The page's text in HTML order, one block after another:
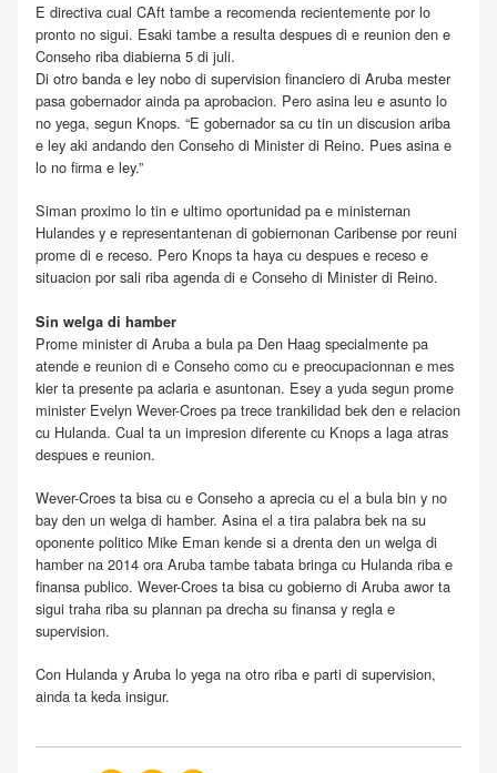
E directiva cual CAft tambe a recomenda recientemente por lo
pronto no sigui. Esaki tambe a resulta despues di e reunion den e
Conseho riba diabierna 5 di juli.
Di otro banda e ley nobo di supervision financiero di Aruba mester
pasa gobernador ainda pa aprobacion. Pero asina leu e asunto lo
no yega, segun Knops. “E gobernador sa cu tin un discusion ariba
e ley aki andando den Conseho di Minister di Reino. Pues asina e
lo no firma e ley.”
Siman proximo lo tin e ultimo oportunidad pa e ministernan
Hulandes y e representantenan di gobiernonan Caribense por reuni
prome di e receso. Pero Knops ta haya cu despues e receso e
situacion por sali riba agenda di e Conseho di Minister di Reino.
Sin welga di hamber
Prome minister di Aruba a bula pa Den Haag specialmente pa
atende e reunion di e Conseho como cu e preocupacionnan e mes
kier ta presente pa aclaria e asuntonan. Esey a yuda segun prome
minister Evelyn Wever-Croes pa trece trankilidad bek den e relacion
cu Hulanda. Cual ta un impresion diferente cu Knops a laga atras
despues e reunion.
Wever-Croes ta bisa cu e Conseho a aprecia cu el a bula bin y no
bay den un welga di hamber. Asina el a tira palabra bek na su
oponente politico Mike Eman kende si a drenta den un welga di
hamber na 2014 ora Aruba tambe tabata bringa cu Hulanda riba e
finansa publico. Wever-Croes ta bisa cu gobierno di Aruba awor ta
sigui traha riba su plannan pa drecha su finansa y regla e
supervision.
Con Hulanda y Aruba lo yega na otro riba e parti di supervision,
ainda ta keda insigur.